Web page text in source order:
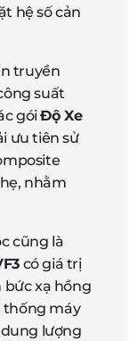
hệ số cản
truyền
suất
góiĐộ Xe
ưu tiên sử
nhằm
cũng là
có giá trị
bức xạ hồng
thống máy
lượng